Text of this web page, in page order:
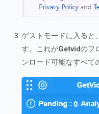
ゲストモードに入ると
す。これがGetvidのフ
ンロード可能なすべて